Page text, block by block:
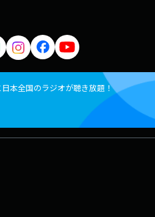
本全国のラジオが聴き放題！